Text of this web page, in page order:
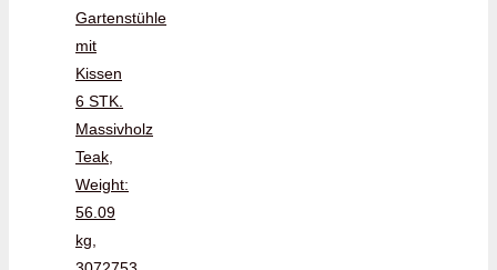
Gartenstühle
mit
Kissen
6 STK.
Massivholz
Teak,
Weight:
56.09
kg,